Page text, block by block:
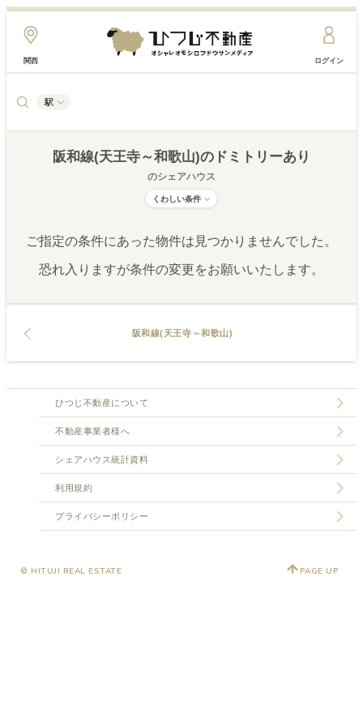
関西 ログイン
駅
阪和線(天王寺～和歌山)のドミトリーあり
のシェアハウス
くわしい条件
ご指定の条件にあった物件は見つかりませんでした。
恐れ入りますが条件の変更をお願いいたします。
阪和線(天王寺～和歌山)
ひつじ不動産について
不動産事業者様へ
シェアハウス統計資料
利用規約
プライバシーポリシー
© HITUJI REAL ESTATE PAGE UP